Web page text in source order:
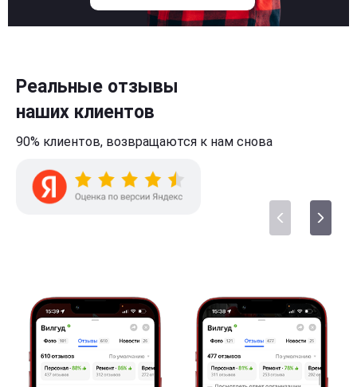
Реальные отзывы
наших клиентов
90% клиентов, возвращаются к нам снова